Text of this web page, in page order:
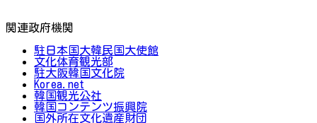
関連政府機関
駐日本国大韓民国大使館
文化体育観光部
駐大阪韓国文化院
Korea.net
韓国観光公社
韓国コンテンツ振興院
国外所在文化遺産財団